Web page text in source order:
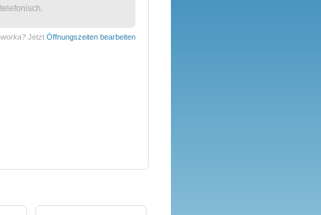
Jetzt Öffnungszeiten bearbeiten